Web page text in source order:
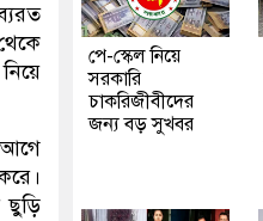
আগে
ছুড়ি
পে-স্কেল নিয়ে
সরকারি
চাকরিজীবীদের
জন্য বড় সুখবর